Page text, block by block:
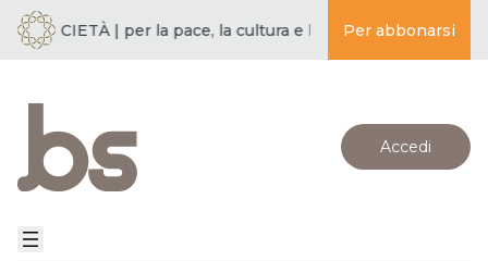
E SOCIETÀ | per la pace, la cultura e l’educazione ·
Per abbonarsi
Accedi